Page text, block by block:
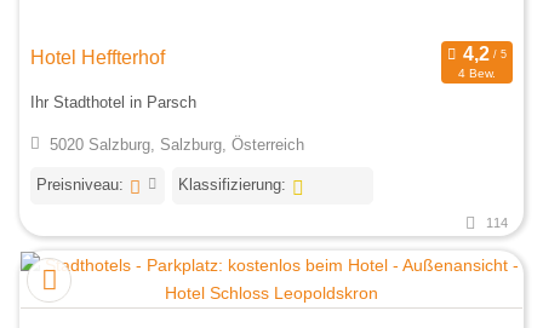
Hotel Heffterhof
4 Bew.
Ihr Stadthotel in Parsch
5020 Salzburg, Salzburg, Österreich
Preisniveau: Klassifizierung:
114